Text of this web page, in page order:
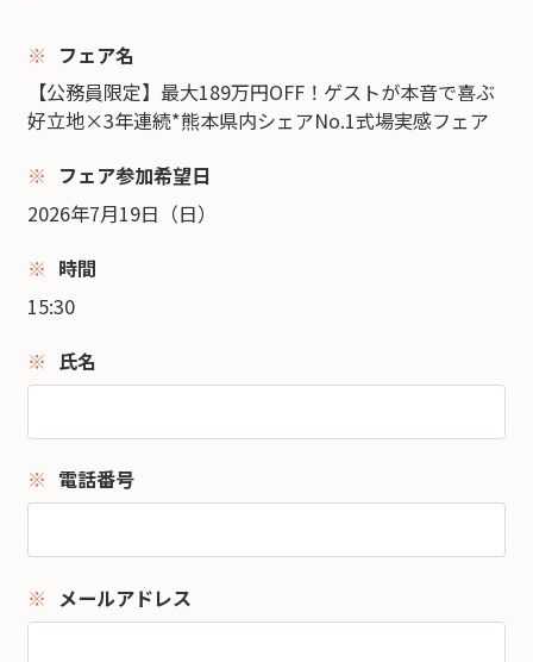
フェア名
【公務員限定】最大189万円OFF！ゲストが本音で喜ぶ
好立地×3年連続*熊本県内シェアNo.1式場実感フェア
フェア参加希望日
2026年7月19日（日）
時間
15:30
氏名
電話番号
メールアドレス